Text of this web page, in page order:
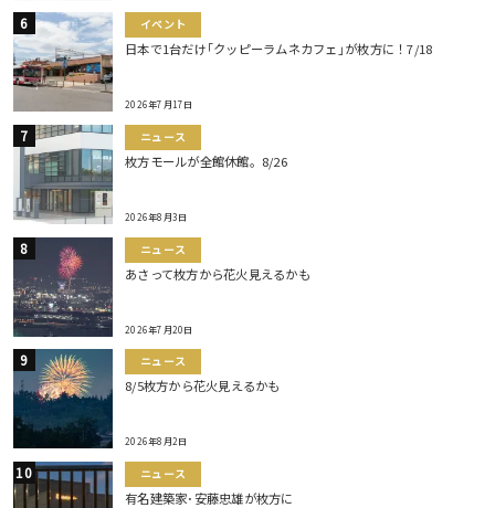
イベント
日本で1台だけ｢クッピーラムネカフェ｣が枚方に！7/18
2026年7月17日
ニュース
枚方モールが全館休館。8/26
2026年8月3日
ニュース
あさって枚方から花火見えるかも
2026年7月20日
ニュース
8/5枚方から花火見えるかも
2026年8月2日
ニュース
有名建築家･安藤忠雄が枚方に